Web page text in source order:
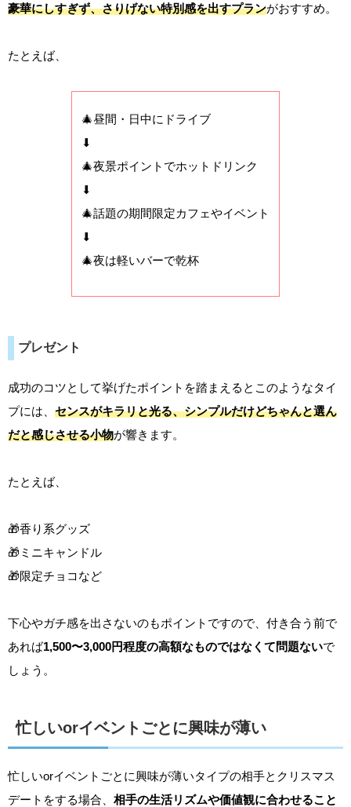
豪華にしすぎず、さりげない特別感を出すプランがおすすめ。
たとえば、
🎄昼間・日中にドライブ
⬇
🎄夜景ポイントでホットドリンク
⬇
🎄話題の期間限定カフェやイベント
⬇
🎄夜は軽いバーで乾杯
プレゼント
成功のコツとして挙げたポイントを踏まえるとこのようなタイ
プには、 センスがキラリと光る、シンプルだけどちゃんと選ん
だと感じさせる小物が響きます。
たとえば、
🎁香り系グッズ
🎁ミニキャンドル
🎁限定チョコなど
下心やガチ感を出さないのもポイントですので、付き合う前で
あれば1,500〜3,000円程度の高額なものではなくて問題ないで
しょう。
忙しいorイベントごとに興味が薄い
忙しいorイベントごとに興味が薄いタイプの相手とクリスマス
デートをする場合、 相手の生活リズムや価値観に合わせること